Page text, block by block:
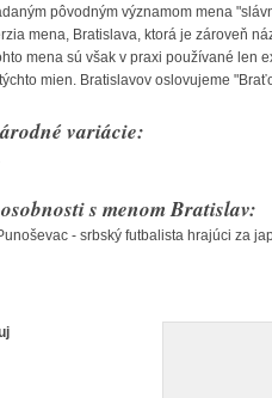
pôvodným významom mena
mena, Bratislava, ktorá je zároveň
mena sú však v praxi používané len
mien. Bratislavov oslovujeme
variácie:
s menom Bratislav:
- srbský futbalista hrajúci za